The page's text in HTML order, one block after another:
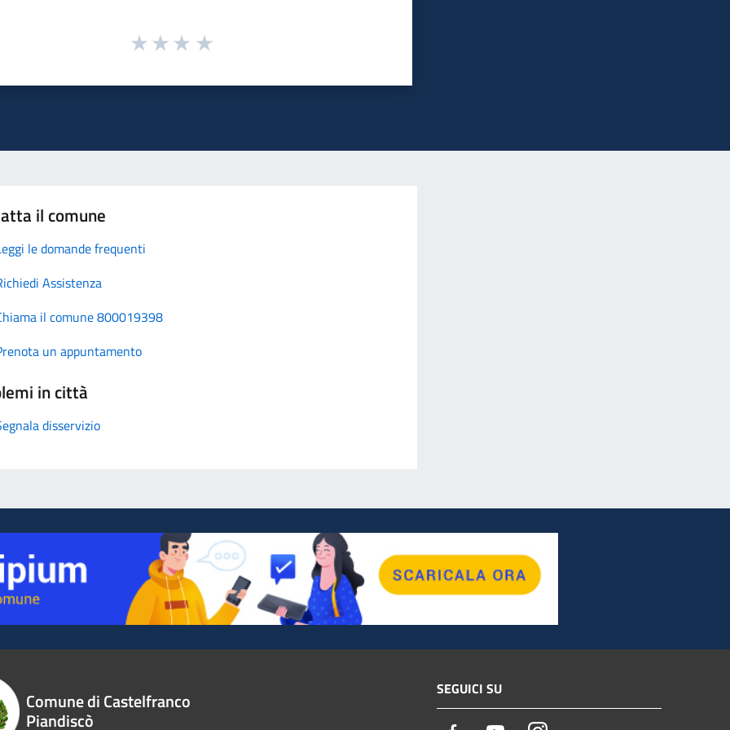
il comune
le domande frequenti
Assistenza
il comune 800019398
un appuntamento
in città
disservizio
Comune di Castelfranco
Piandiscò
SEGUICI SU